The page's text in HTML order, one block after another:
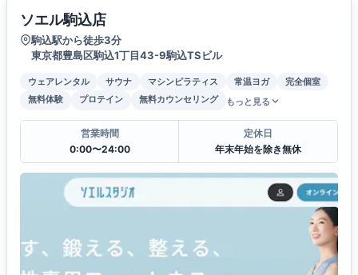
ソエル駒込店
駒込駅から徒歩3分
東京都豊島区駒込1丁目43-9駒込TSビル
ウェアレンタル サウナ マシンピラティス 常温ヨガ
完全個室
無料体験
プロテイン 無料カウンセリング もっと見る
営業時間
0:00〜24:00
定休日
年末年始を除き無休